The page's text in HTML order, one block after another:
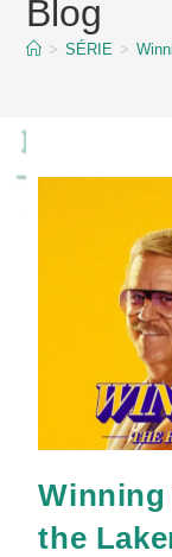
contentBlog
> SÉRIE >
Winning
the